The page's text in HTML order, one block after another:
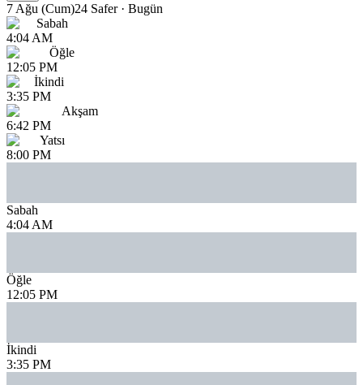
7 Ağu (Cum)24 Safer· Bugün
Sabah
4:04 AM
Öğle
12:05 PM
İkindi
3:35 PM
Akşam
6:42 PM
Yatsı
8:00 PM
Sabah
4:04 AM
Öğle
12:05 PM
İkindi
3:35 PM